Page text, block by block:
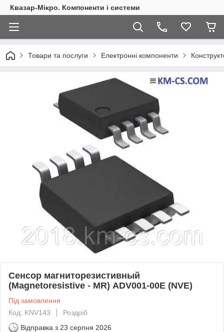
Квазар-Мікро. Компоненти і системи
Товари та послуги Електронні компоненти
Сенсор магниторезистивный
(Magnetoresistive - MR) ADV001-00E (NVE)
Під замовлення
Код: KNV143
Роздріб
Відправка з 23 серпня 2026